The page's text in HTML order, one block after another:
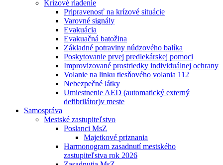
Krízové riadenie
Pripravenosť na krízové situácie
Varovné signály
Evakuácia
Evakuačná batožina
Základné potraviny núdzového balíka
Poskytovanie prvej predlekárskej pomoci
Improvizované prostriedky individuálnej ochrany
Volanie na linku tiesňového volania 112
Nebezpečné látky
Umiestnenie AED (automatický externý
defibrilátor)v meste
Samospráva
Mestské zastupiteľstvo
Poslanci MsZ
Majetkové priznania
Harmonogram zasadnutí mestského
zastupiteľstva rok 2026